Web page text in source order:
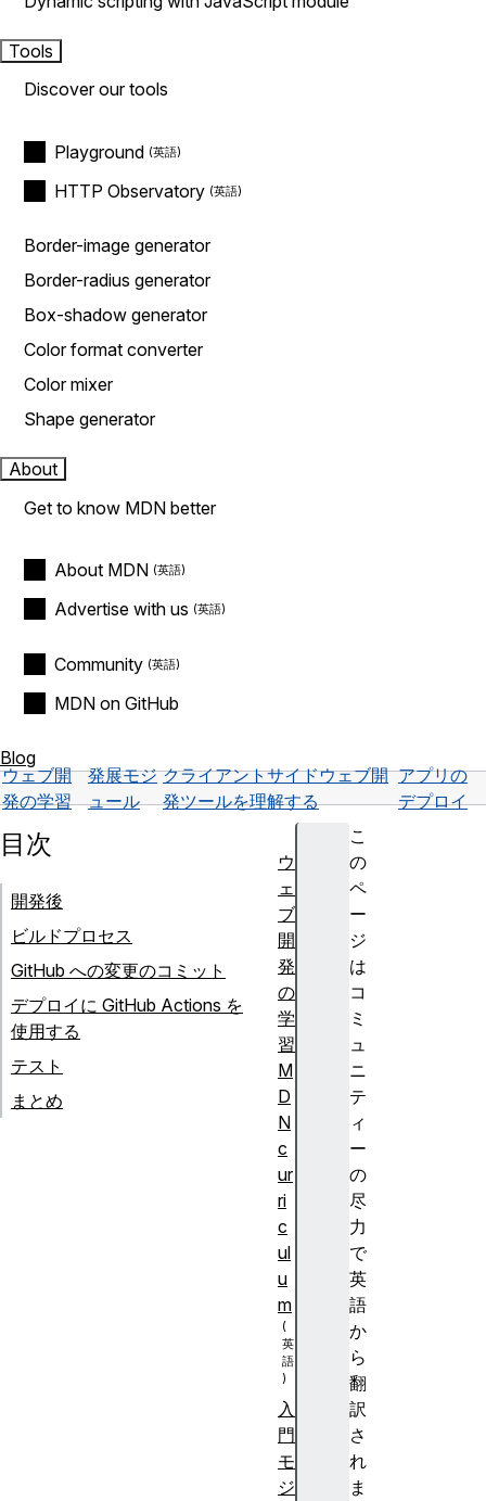
Tools
Discover our tools
Playground
HTTP Observatory
Border-image generator
Border-radius generator
Box-shadow generator
Color format converter
Color mixer
Shape generator
About
Get to know MDN better
About MDN
Advertise with us
Community
MDN on GitHub
Blog
ウェブ開
発の学習
発展モジ
ュール
クライアントサイドウェブ開
発ツールを理解する
アプリの
デプロイ
こ
の
ペ
ー
ジ
は
コ
ミ
ュ
ニ
テ
ィ
ー
の
尽
力
で
英
語
か
ら
翻
訳
さ
れ
ま
目次
開発後
ビルドプロセス
GitHub への変更のコミット
デプロイに GitHub Actions を
使用する
テスト
まとめ
ウ
ェ
ブ
開
発
の
学
習
M
D
N
c
ur
ri
c
ul
u
m
入
門
モ
ジ